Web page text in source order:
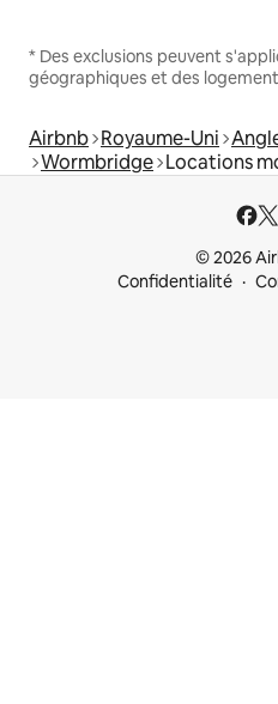
* Des exclusions peuvent
géographiques et des
Airbnb Royaume-Uni
Wormbridge Locations
© 2026
Confidentialité